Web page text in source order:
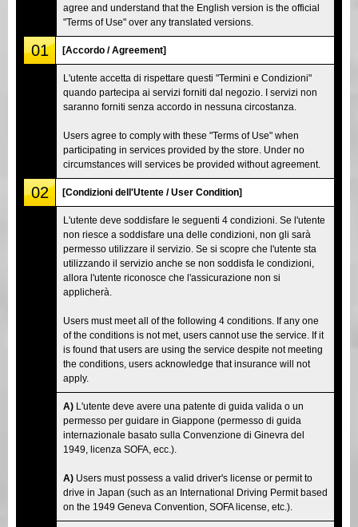
agree and understand that the English version is the official
"Terms of Use" over any translated versions.
01 [Accordo / Agreement]
L'utente accetta di rispettare questi "Termini e Condizioni"
quando partecipa ai servizi forniti dal negozio. I servizi non
saranno forniti senza accordo in nessuna circostanza.
Users agree to comply with these "Terms of Use" when
participating in services provided by the store. Under no
circumstances will services be provided without agreement.
02 [Condizioni dell'Utente / User Condition]
L'utente deve soddisfare le seguenti 4 condizioni. Se l'utente
non riesce a soddisfare una delle condizioni, non gli sarà
permesso utilizzare il servizio. Se si scopre che l'utente sta
utilizzando il servizio anche se non soddisfa le condizioni,
allora l'utente riconosce che l'assicurazione non si
applicherà.
Users must meet all of the following 4 conditions. If any one
of the conditions is not met, users cannot use the service. If it
is found that users are using the service despite not meeting
the conditions, users acknowledge that insurance will not
apply.
A) L'utente deve avere una patente di guida valida o un
permesso per guidare in Giappone (permesso di guida
internazionale basato sulla Convenzione di Ginevra del
1949, licenza SOFA, ecc.).
A) Users must possess a valid driver's license or permit to
drive in Japan (such as an International Driving Permit based
on the 1949 Geneva Convention, SOFA license, etc.).